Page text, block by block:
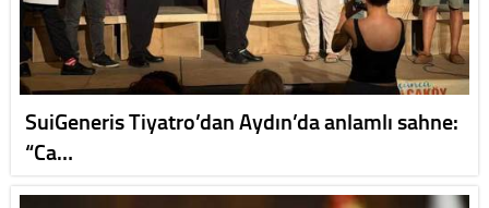
SuiGeneris Tiyatro’dan Aydın’da anlamlı sahne:
“Ca…